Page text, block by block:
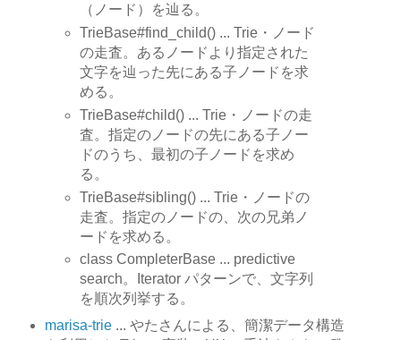
（ノード）を辿る。
TrieBase#find_child() ... Trie・ノード
の走査。あるノードより指定された
文字を辿った先にある子ノードを求
める。
TrieBase#child() ... Trie・ノードの走
査。指定のノードの先にある子ノー
ドのうち、最初の子ノードを求め
る。
TrieBase#sibling() ... Trie・ノードの
走査。指定のノードの、次の兄弟ノ
ードを求める。
class CompleterBase ... predictive
search。Iterator パターンで、文字列
を順次列挙する。
marisa-trie... やたさんによる、簡潔データ構造